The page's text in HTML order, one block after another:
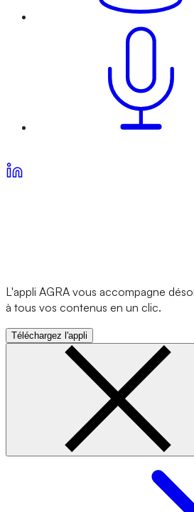
L'appli AGRA vous accompagne
à tous vos contenus en un clic.
Téléchargez l'appli